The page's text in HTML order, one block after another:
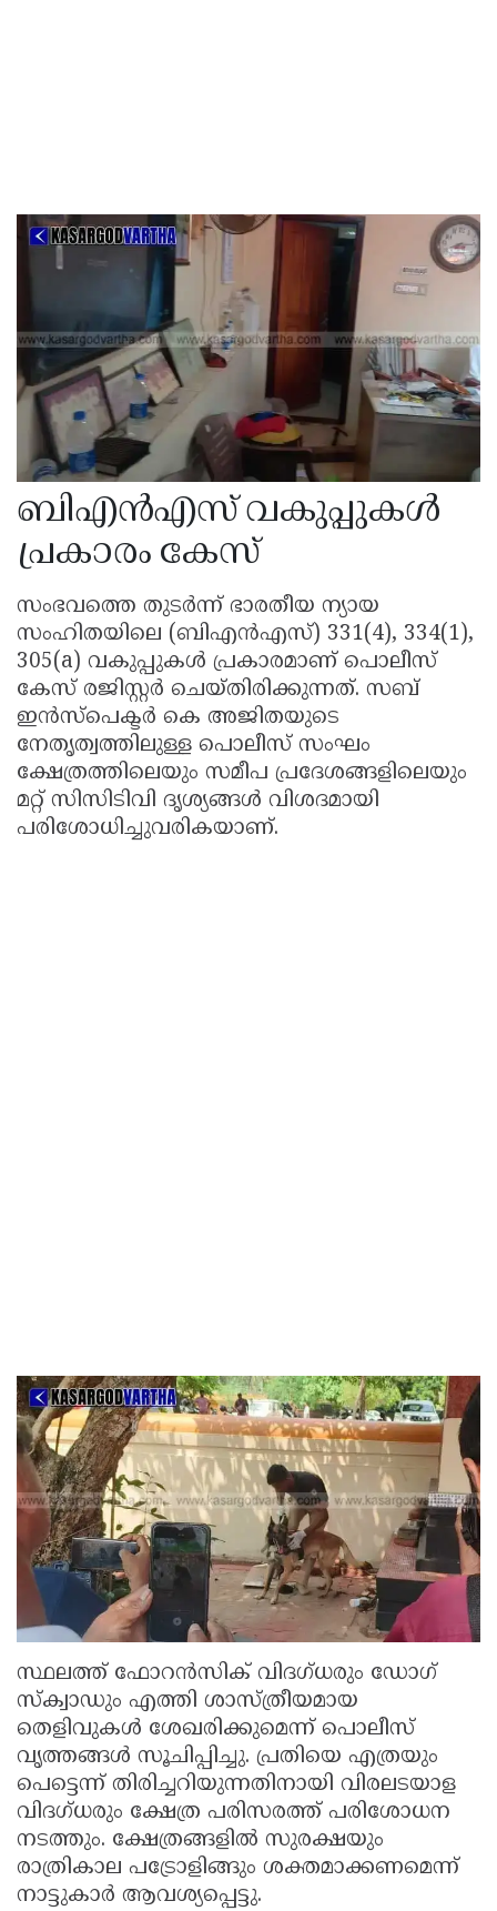
ബിഎൻഎസ് വകുപ്പുകൾ
പ്രകാരം കേസ്
സംഭവത്തെ തുടർന്ന് ഭാരതീയ ന്യായ
സംഹിതയിലെ (ബിഎൻഎസ്) 331(4), 334(1),
305(a) വകുപ്പുകൾ പ്രകാരമാണ് പൊലീസ്
കേസ് രജിസ്റ്റർ ചെയ്തിരിക്കുന്നത്. സബ്
ഇൻസ്‌പെക്ടർ കെ അജിതയുടെ
നേതൃത്വത്തിലുള്ള പൊലീസ് സംഘം
ക്ഷേത്രത്തിലെയും സമീപ പ്രദേശങ്ങളിലെയും
മറ്റ് സിസിടിവി ദൃശ്യങ്ങൾ വിശദമായി
പരിശോധിച്ചുവരികയാണ്.
സ്ഥലത്ത് ഫോറൻസിക് വിദഗ്ധരും ഡോഗ്
സ്ക്വാഡും എത്തി ശാസ്ത്രീയമായ
തെളിവുകൾ ശേഖരിക്കുമെന്ന് പൊലീസ്
വൃത്തങ്ങൾ സൂചിപ്പിച്ചു. പ്രതിയെ എത്രയും
പെട്ടെന്ന് തിരിച്ചറിയുന്നതിനായി വിരലടയാള
വിദഗ്ധരും ക്ഷേത്ര പരിസരത്ത് പരിശോധന
നടത്തും. ക്ഷേത്രങ്ങളിൽ സുരക്ഷയും
രാത്രികാല പട്രോളിങ്ങും ശക്തമാക്കണമെന്ന്
നാട്ടുകാർ ആവശ്യപ്പെട്ടു.